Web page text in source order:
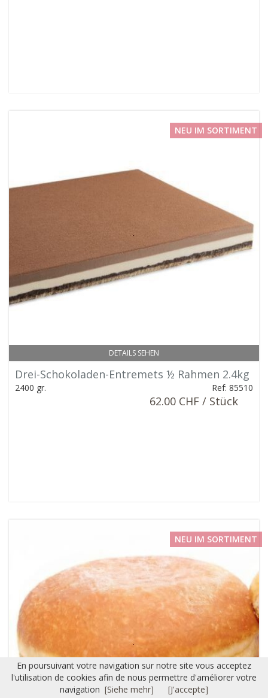
DETAILS SEHEN
NEU IM SORTIMENT
Drei-Schokoladen-Entremets ½ Rahmen 2.4kg
2400 gr. Ref: 85510
62.00 CHF / Stück
NEU IM SORTIMENT
En poursuivant votre navigation sur notre site vous acceptez
l'utilisation de cookies afin de nous permettre d'améliorer votre
navigation [Siehe mehr] [J'accepte]